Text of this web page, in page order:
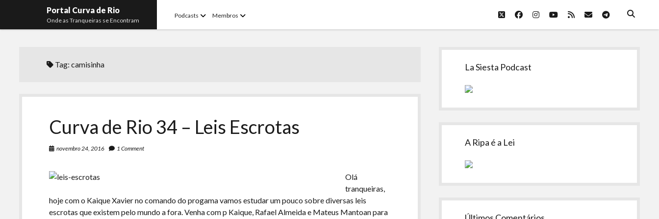
Portal Curva de Rio
Onde as Tranqueiras se Encontram
Podcasts openMembros open
twitterfacebookinstagram
youtube
rss emailtelegram
Tag:camisinha
Curva de Rio 34 – Leis Escrotas
novembro 24, 2016 1 Comment
Olá
tranqueiras,
hoje com o Kaique Xavier no comando do progama vamos estudar um pouco sobre diversas leis
escrotas que existem pelo mundo a fora. Venha com p Kaique, Rafael Almeida e Mateus Mantoan para
Sidebar
La Siesta Podcast
A Ripa é a Lei